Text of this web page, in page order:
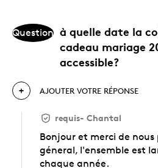
Question à quelle date la
cadeau mariage
accessible?
AJOUTER VOTRE RÉPONSE
requis- Chantal
Bonjour et merci de nous
géneral, l'ensemble est
chaque année.